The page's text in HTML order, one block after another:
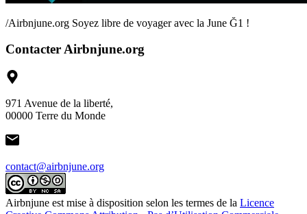
/Airbnjune.org Soyez libre de voyager avec la June Ğ1 !
Contacter Airbnjune.org
971 Avenue de la liberté,
00000 Terre du Monde
contact@airbnjune.org
Airbnjune est mise à disposition selon les termes de la Licence